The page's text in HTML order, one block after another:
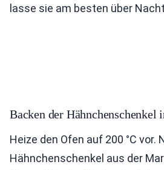
lasse sie am besten über
Backen der Hähnchenschenkel
Heize den Ofen auf 200 °C vor.
Hähnchenschenkel aus der